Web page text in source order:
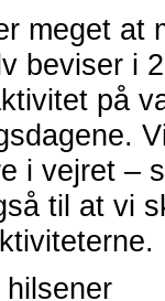
meget at
beviser i
på
i vejret –
til at vi
hilsener